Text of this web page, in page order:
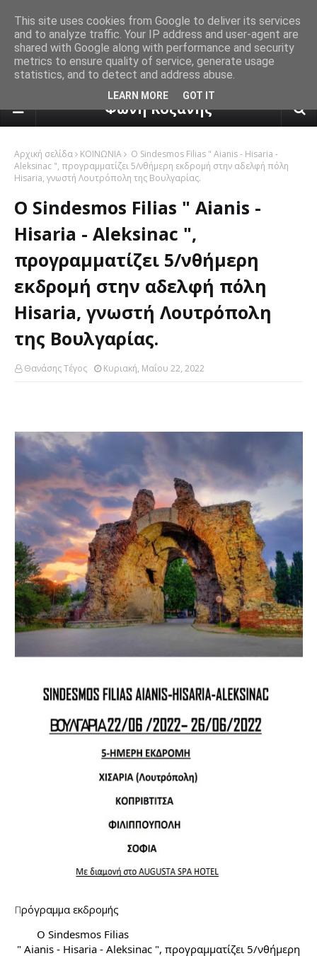
πρόγνωση καιρού από το
Φωνή Κοζάνης
Αρχική σελίδα ΚΟΙΝΩΝΙΑ
Ο Sindesmos Filias " Aianis - Hisaria -
Aleksinac ", προγραμματίζει 5/νθήμερη εκδρομή στην αδελφή πόλη
Hisaria, γνωστή Λουτρόπολη της Βουλγαρίας.
Ο Sindesmos Filias " Aianis -
Hisaria - Aleksinac ",
προγραμματίζει 5/νθήμερη
εκδρομή στην αδελφή πόλη
Hisaria, γνωστή Λουτρόπολη
της Βουλγαρίας.
Θανάσης Τέγος Κυριακή, Μαΐου 22, 2022
Πρόγραμμα εκδρομής
        Ο Sindesmos Filias
This site uses cookies from Google to deliver its services
and to analyze traffic. Your IP address and user-agent are
shared with Google along with performance and security
metrics to ensure quality of service, generate usage
statistics, and to detect and address abuse.
LEARN MORE GOT IT